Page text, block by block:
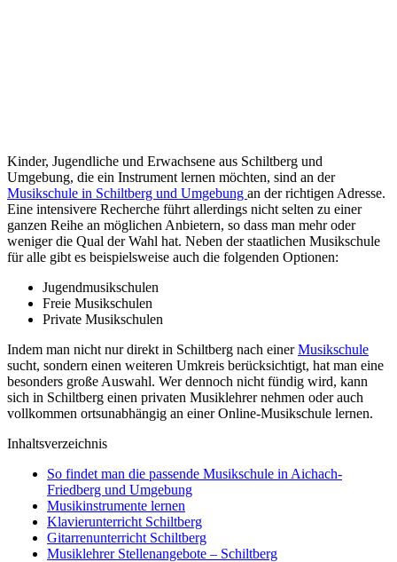
Kinder, Jugendliche und Erwachsene aus Schiltberg und
Umgebung, die ein Instrument lernen möchten, sind an der
Musikschule in Schiltberg und Umgebung an der richtigen Adresse.
Eine intensivere Recherche führt allerdings nicht selten zu einer
ganzen Reihe an möglichen Anbietern, so dass man mehr oder
weniger die Qual der Wahl hat. Neben der staatlichen Musikschule
für alle gibt es beispielsweise auch die folgenden Optionen:
Jugendmusikschulen
Freie Musikschulen
Private Musikschulen
Indem man nicht nur direkt in Schiltberg nach einerMusikschule
sucht, sondern einen weiteren Umkreis berücksichtigt, hat man eine
besonders große Auswahl. Wer dennoch nicht fündig wird, kann
sich in Schiltberg einen privaten Musiklehrer nehmen oder auch
vollkommen ortsunabhängig an einer Online-Musikschule lernen.
Inhaltsverzeichnis
So findet man die passende Musikschule in Aichach-
Friedberg und Umgebung
Musikinstrumente lernen
Klavierunterricht Schiltberg
Gitarrenunterricht Schiltberg
Musiklehrer Stellenangebote – Schiltberg